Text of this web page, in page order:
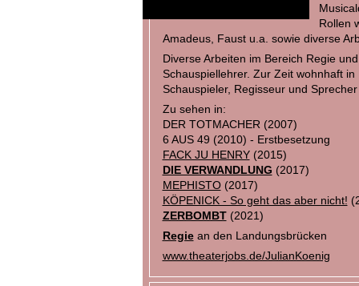
Rollen
Amadeus, Faust u.a. sowie diverse
Diverse Arbeiten im Bereich Regie
Schauspiellehrer. Zur Zeit wohnhaft
Schauspieler, Regisseur und
Zu sehen in:
DER TOTMACHER (2007)
6 AUS 49 (2010) - Erstbesetzung
FACK JU HENRY(2015)
DIE VERWANDLUNG (2017)
MEPHISTO(2017)
KÖPENICK - So geht das aber nicht!
ZERBOMBT(2021)
Regiean den Landungsbrücken
www.theaterjobs.de/JulianKoenig